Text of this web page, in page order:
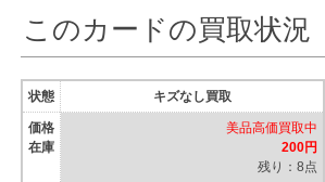
このカードの買取状況
状態
価格
在庫
キズなし買取
美品高価買取中
200円
残り：8点